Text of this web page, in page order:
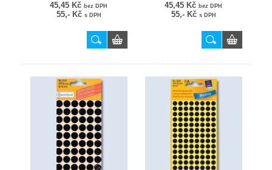
45,45 Kč bez DPH
55,- Kč s DPH
45,45 Kč bez DPH
55,- Kč s DPH